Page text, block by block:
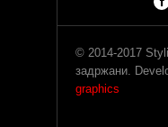
© 2014-2017
задржани.
graphics